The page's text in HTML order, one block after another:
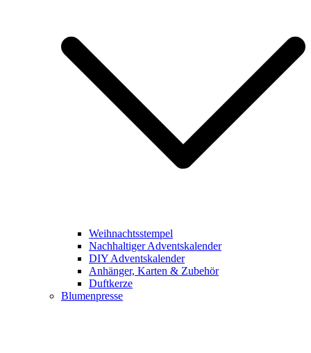
Weihnachtsstempel
Nachhaltiger Adventskalender
DIY Adventskalender
Anhänger, Karten & Zubehör
Duftkerze
Blumenpresse